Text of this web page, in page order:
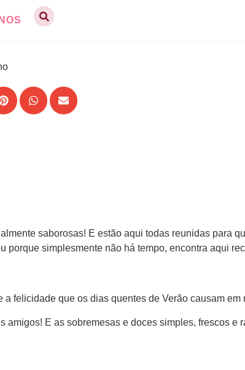
saborosas! E estão aqui todas reunidas para
porque simplesmente não há tempo, encontra aqui
a felicidade que os dias quentes de Verão causam
amigos! E as sobremesas e doces simples, frescos e